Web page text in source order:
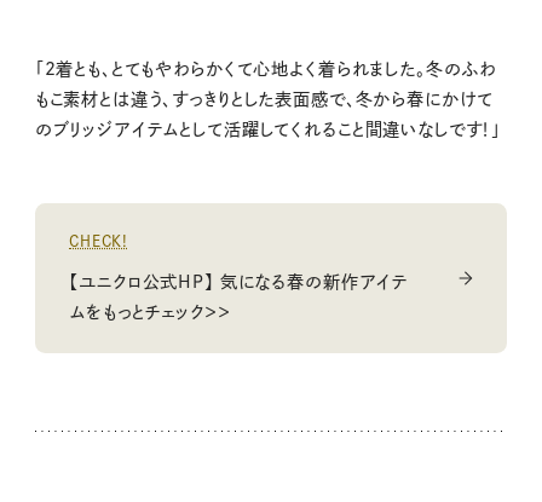
「2着とも、とてもやわらかくて心地よく着られました。冬のふわ
もこ素材とは違う、すっきりとした表面感で、冬から春にかけて
のブリッジアイテムとして活躍してくれること間違いなしです！」
CHECK!
【ユニクロ公式HP】 気になる春の新作アイテ
ムをもっとチェック＞＞